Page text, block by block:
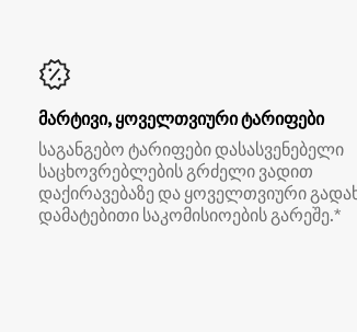
მარტივი, ყოველთვიური ტარიფები
საგანგებო ტარიფები დასასვენებელი
საცხოვრებლების გრძელი ვადით
დაქირავებაზე და ყოველთვიური
დამატებითი საკომისიოების გარეშე.*